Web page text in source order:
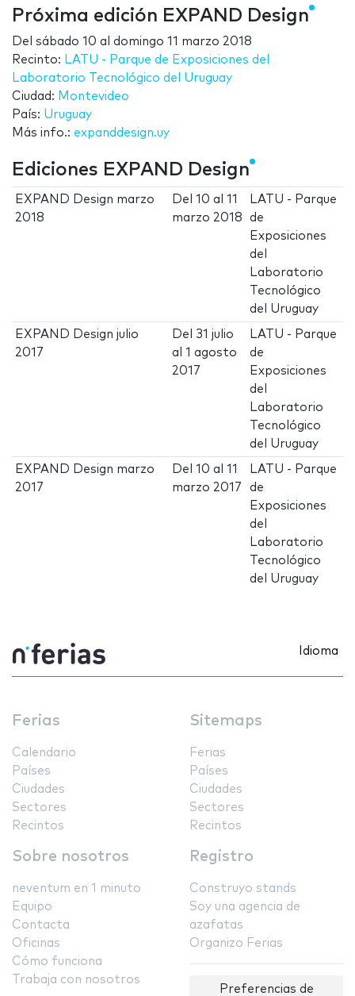
Próxima edición EXPAND Design
Del sábado 10 al domingo 11 marzo 2018
Recinto: LATU - Parque de Exposiciones del
Laboratorio Tecnológico del Uruguay
Ciudad: Montevideo
País: Uruguay
Más info.: expanddesign.uy
Ediciones EXPAND Design
EXPAND Design marzo
2018
Del10 al11
marzo 2018
LATU - Parque
de
Exposiciones
del
Laboratorio
Tecnológico
del Uruguay
EXPAND Design julio
2017
Del 31 julio
al1 agosto
2017
LATU - Parque
de
Exposiciones
del
Laboratorio
Tecnológico
del Uruguay
EXPAND Design marzo
2017
Del10 al11
marzo 2017
LATU - Parque
de
Exposiciones
del
Laboratorio
Tecnológico
del Uruguay
Idioma
Ferias
Calendario
Países
Ciudades
Sectores
Recintos
Sitemaps
Ferias
Países
Ciudades
Sectores
Recintos
Sobre nosotros
neventum en 1 minuto
Equipo
Contacta
Oficinas
Cómo funciona
Trabaja con nosotros
Registro
Construyo stands
Soy una agencia de
azafatas
Organizo Ferias
Preferencias de